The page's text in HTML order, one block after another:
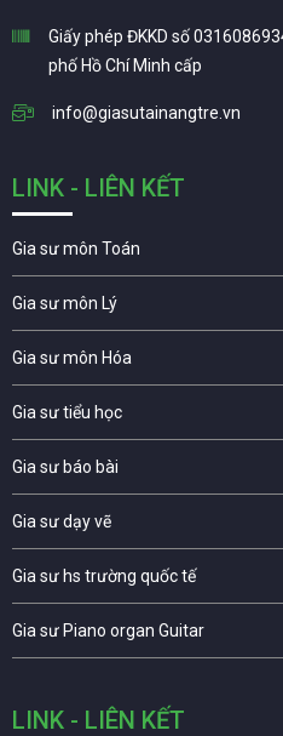
Giấy phép ĐKKD số
phố Hồ Chí Minh cấp
info@giasutainangtre.vn
LINK - LIÊN KẾT
Gia sư môn Toán
Gia sư môn Lý
Gia sư môn Hóa
Gia sư tiểu học
Gia sư báo bài
Gia sư dạy vẽ
Gia sư hs trường quốc tế
Gia sư Piano organ Guitar
LINK - LIÊN KẾT